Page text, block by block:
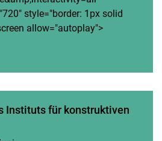
style="border: 1px solid
allow="autoplay">
Instituts für konstruktiven